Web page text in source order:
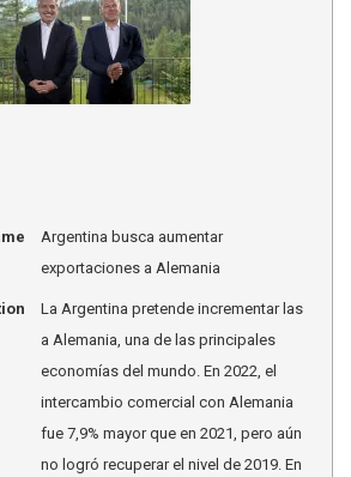
Argentina busca aumentar
exportaciones a Alemania
La Argentina pretende incrementar las
a Alemania, una de las principales
economías del mundo. En 2022, el
intercambio comercial con Alemania
fue 7,9% mayor que en 2021, pero aún
no logró recuperar el nivel de 2019. En